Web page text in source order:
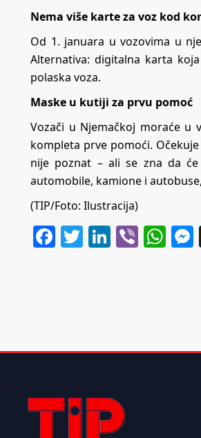
Nema više karte za voz kod
Od 1. januara u vozovima u
Alternativa: digitalna karta
polaska voza.
Maske u kutiji za prvu pomoć
Vozači u Njemačkoj moraće u
kompleta prve pomoći.
nije poznat – ali se zna da
automobile, kamione i
(TIP/Foto: Ilustracija)
Facebook
Twitter
LinkedIn
Viber